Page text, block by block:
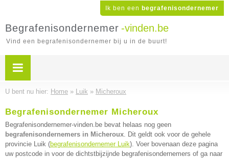
Ik ben een begrafenisondernemer
Begrafenisondernemer -vinden.be
Vind een begrafenisondernemer bij u in de buurt!
U bent nu hier: Home » Luik » Micheroux
Begrafenisondernemer Micheroux
Begrafenisondernemer-vinden.be bevat helaas nog geen
begrafenisondernemers in Micheroux. Dit geldt ook voor de gehele
provincie Luik (begrafenisondernemer Luik). Voer bovenaan deze pagina
uw postcode in voor de dichtstbijzijnde begrafenisondernemers of ga naar